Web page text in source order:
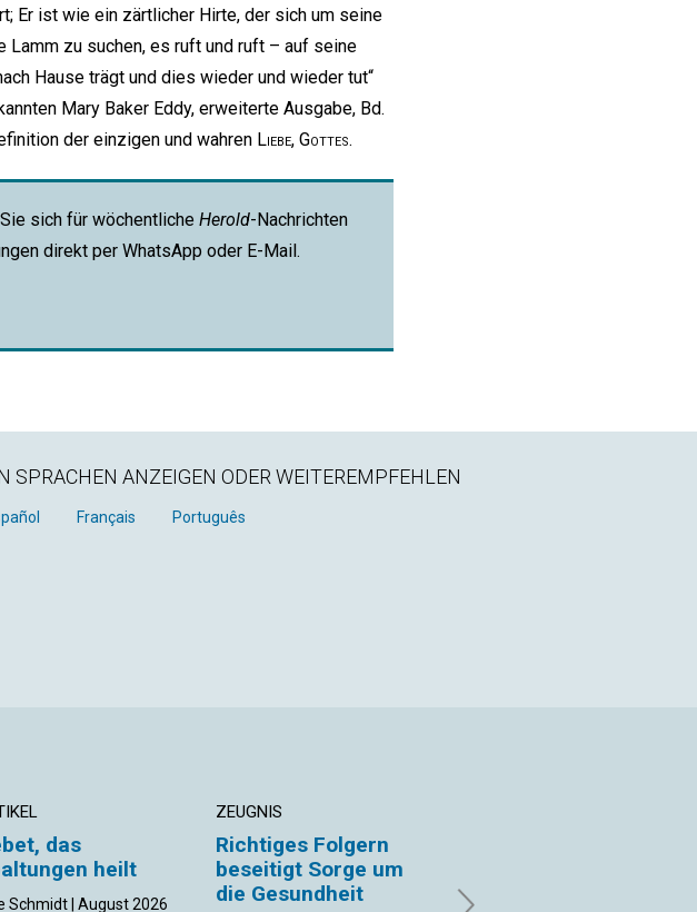
Er ist wie ein zärtlicher Hirte, der sich um seine
Lamm zu suchen, es ruft und ruft – auf seine
Hause trägt und dies wieder und wieder tut“
Mary Baker Eddy, erweiterte Ausgabe, Bd.
der einzigen und wahren Liebe, Gottes.
sich für wöchentliche Herold-Nachrichten
direkt per WhatsApp oder E-Mail.
SPRACHEN ANZEIGEN ODER WEITEREMPFEHLEN
Français Português
das
heilt
Schmidt | August 2026
ZEUGNIS
Richtiges Folgern
beseitigt Sorge um
die Gesundheit
Lisa Rennie Sytsma | August